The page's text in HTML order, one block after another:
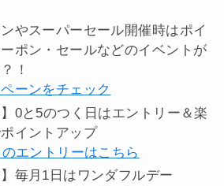
やスーパーセール開催時はポイ
ポン・セールなどのイベントが
！
ーンをチェック
】0と5のつく日はエントリー＆楽
イントアップ
エントリーはこちら
】毎月1日はワンダフルデー